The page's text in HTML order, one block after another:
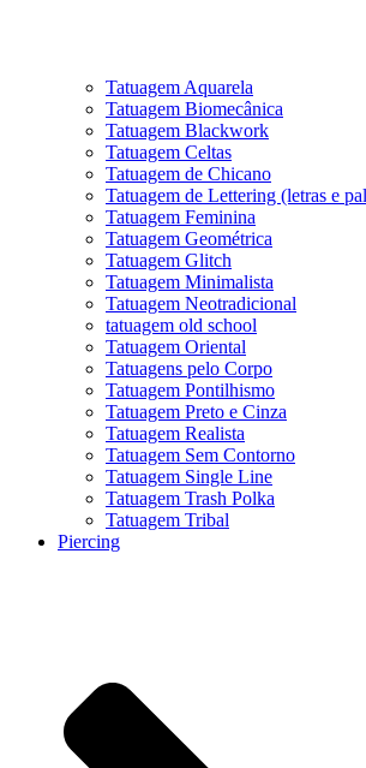
Tatuagem Aquarela
Tatuagem Biomecânica
Tatuagem Blackwork
Tatuagem Celtas
Tatuagem de Chicano
Tatuagem de Lettering (letras e
Tatuagem Feminina
Tatuagem Geométrica
Tatuagem Glitch
Tatuagem Minimalista
Tatuagem Neotradicional
tatuagem old school
Tatuagem Oriental
Tatuagens pelo Corpo
Tatuagem Pontilhismo
Tatuagem Preto e Cinza
Tatuagem Realista
Tatuagem Sem Contorno
Tatuagem Single Line
Tatuagem Trash Polka
Tatuagem Tribal
Piercing